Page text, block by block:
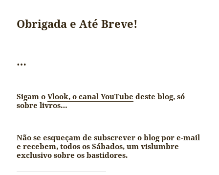
Obrigada e Até Breve!
…
Sigam oVlook, o canal YouTube deste blog, só
sobre livros…
Não se esqueçam de subscrever o blog por e-mail
e recebem, todos os Sábados, um vislumbre
exclusivo sobre os bastidores.